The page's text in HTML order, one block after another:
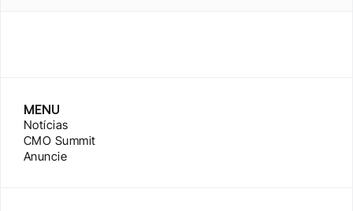
MENU
Notícias
CMO Summit
Anuncie